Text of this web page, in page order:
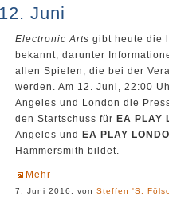
Juni
Electronic Arts gibt heute die
bekannt, darunter
allen Spielen, die bei der
werden. Am 12. Juni, 22:00
Angeles und London die
den Startschuss für EA PLAY
Angeles und
EA PLAY
Hammersmith bildet.
Mehr
7. Juni 2016, von Steffen 'S.